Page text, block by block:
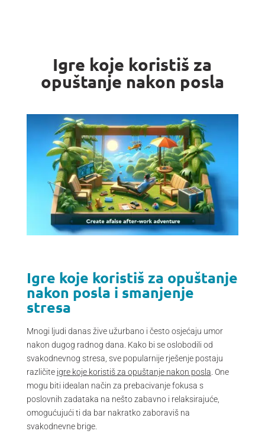
Igre koje koristiš za
opuštanje nakon posla
Igre koje koristiš za opuštanje
nakon posla i smanjenje
stresa
Mnogi ljudi danas žive užurbano i često osjećaju umor
nakon dugog radnog dana. Kako bi se oslobodili od
svakodnevnog stresa, sve popularnije rješenje postaju
različite igre koje koristiš za opuštanje nakon posla . One
mogu biti idealan način za prebacivanje fokusa s
poslovnih zadataka na nešto zabavno i relaksirajuće,
omogućujući ti da bar nakratko zaboraviš na
svakodnevne brige.